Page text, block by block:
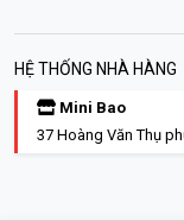
HỆ THỐNG NHÀ HÀNG
Mini Bao
37 Hoàng Văn Thụ